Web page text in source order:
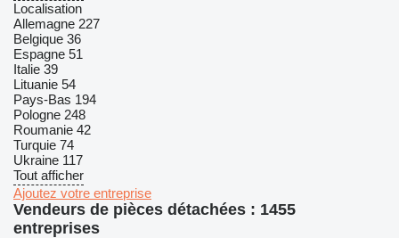
Localisation
Allemagne 227
Belgique 36
Espagne 51
Italie 39
Lituanie 54
Pays-Bas 194
Pologne 248
Roumanie 42
Turquie 74
Ukraine 117
Tout afficher
Ajoutez votre entreprise
Vendeurs de pièces détachées : 1455
entreprises